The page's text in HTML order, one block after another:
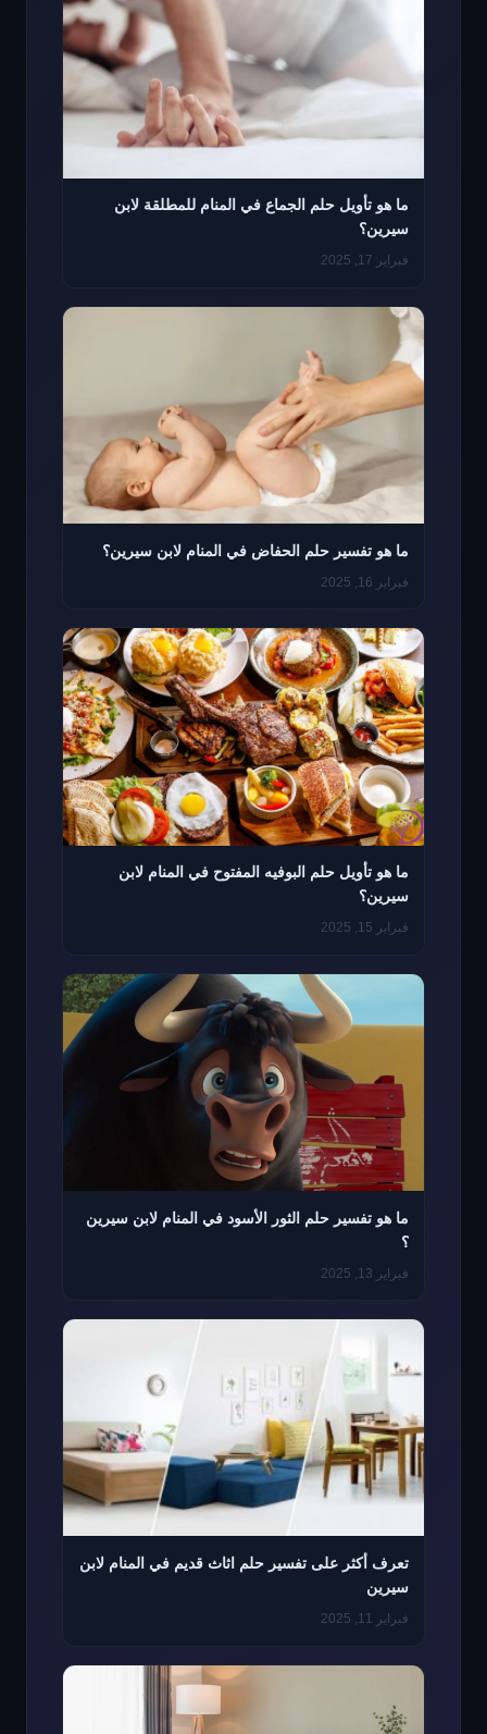
ما هو تأويل حلم الجماع في المنام للمطلقة لابن
سيرين؟
فبراير 17, 2025
ما هو تفسير حلم الحفاض في المنام لابن سيرين؟
فبراير 16, 2025
ما هو تأويل حلم البوفيه المفتوح في المنام لابن
سيرين؟
فبراير 15, 2025
ما هو تفسير حلم الثور الأسود في المنام لابن سيرين
؟
فبراير 13, 2025
تعرف أكثر على تفسير حلم اثاث قديم في المنام لابن
سيرين
فبراير 11, 2025